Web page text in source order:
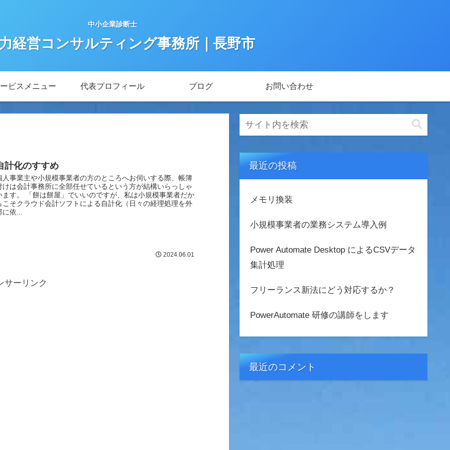
中小企業診断士
経営コンサルティング事務所｜長野市
ビスメニュー 代表プロフィール ブログ お問い合わせ
計化のすすめ
人事業主や小規模事業者の方のところへお伺いする際、帳簿
けは会計事務所に全部任せているという方が結構いらっしゃ
ます。 「餅は餅屋」でいいのですが、私は小規模事業者だか
こそクラウド会計ソフトによる自計化（日々の経理処理を外
に依...
2024.06.01
サーリンク
最近の投稿
メモリ換装
小規模事業者の業務システム導入例
Power Automate Desktop によるCSVデータ
集計処理
フリーランス新法にどう対応するか？
PowerAutomate 研修の講師をします
最近のコメント